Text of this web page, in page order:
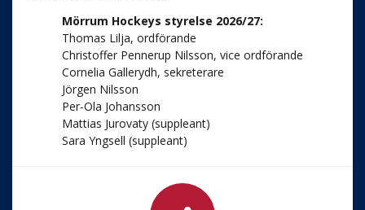
Mörrum Hockeys styrelse 2026/27:
Thomas Lilja, ordförande
Christoffer Pennerup Nilsson, vice ordförande
Cornelia Gallerydh, sekreterare
Jörgen Nilsson
Per-Ola Johansson
Mattias Jurovaty (suppleant)
Sara Yngsell (suppleant)